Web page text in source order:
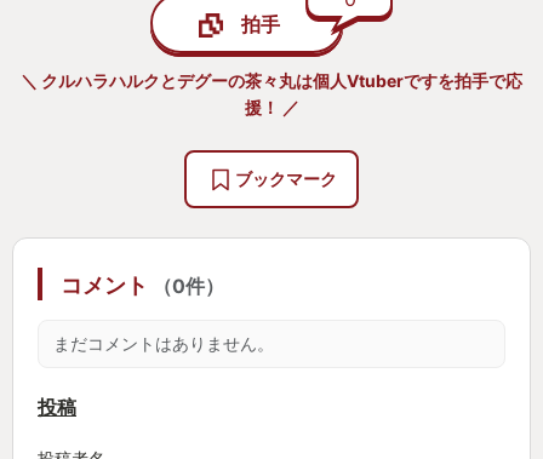
日記みたいになってしまいましたが、仕事のストレ
ス、職場の人間関係、退勤後に来る業務連絡の
2が出るそうなので絶対買います。
私の心を穏やかにするためにはこのゲームで汚れを
落とすか、仕事を辞めるかの2択しかありません。
早く2を出してほしいです
拍手
＼ クルハラハルクとデグーの茶々丸は個人Vtuberですを拍手で応
援！ ／
ブックマーク
コメント （0件）
まだコメントはありません。
投稿